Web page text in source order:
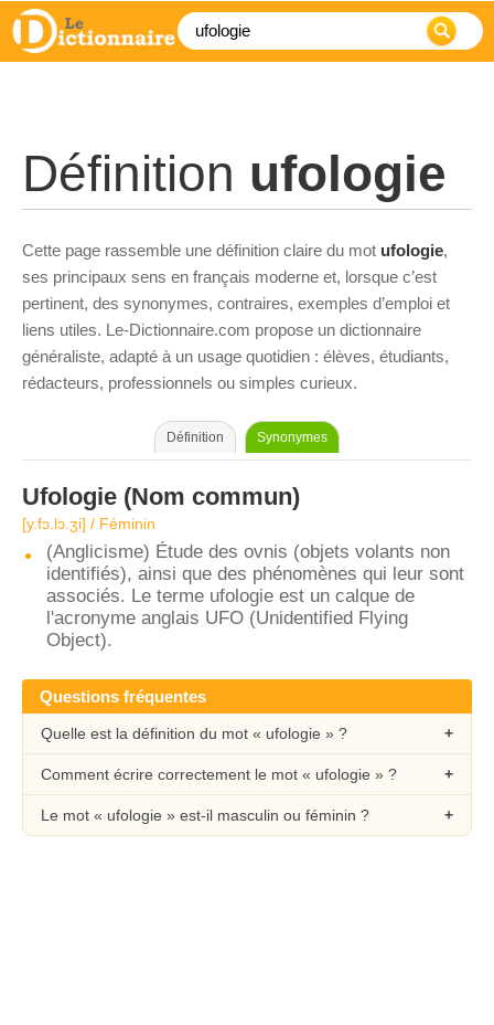
Définition ufologie
Cette page rassemble une définition claire du mot ufologie,
ses principaux sens en français moderne et, lorsque c’est
pertinent, des synonymes, contraires, exemples d’emploi et
liens utiles. Le-Dictionnaire.com propose un dictionnaire
généraliste, adapté à un usage quotidien : élèves, étudiants,
rédacteurs, professionnels ou simples curieux.
Définition Synonymes
Ufologie (Nom commun)
[y.fɔ.lɔ.ʒi] / Féminin
(Anglicisme) Étude des ovnis (objets volants non
identifiés), ainsi que des phénomènes qui leur sont
associés. Le terme ufologie est un calque de
l'acronyme anglais UFO (Unidentified Flying
Object).
Questions fréquentes
Quelle est la définition du mot « ufologie » ?
Comment écrire correctement le mot « ufologie » ?
Le mot « ufologie » est-il masculin ou féminin ?